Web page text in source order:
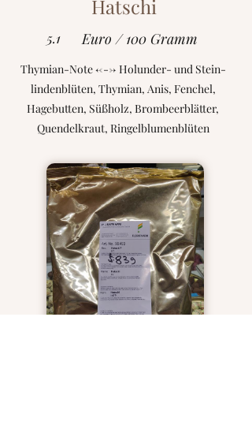
Hatschi
5.1 Euro / 100 Gramm
Thymian-Note <---> Holunder- und Stein-
lindenblüten, Thymian, Anis, Fenchel,
Hagebutten, Süßholz, Brombeerblätter,
Quendelkraut, Ringelblumenblüten